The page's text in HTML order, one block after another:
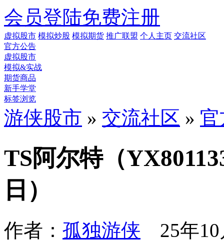
会员登陆免费注册
虚拟股市 模拟炒股 模拟期货 推广联盟 个人主页 交流社区
官方公告
虚拟股市
模拟&实战
期货商品
新手学堂
标签浏览
游侠股市 » 交流社区 »
TS阿尔特（
日）
作者： 孤独游侠 25年10